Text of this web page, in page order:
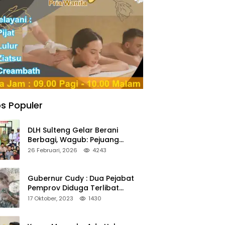
Populer
DLH Sulteng Gelar Berani
Berbagi, Wagub: Pejuang
Lingkungan Harus Jadi Teladan
26 Februari, 2026 4243
Gubernur Cudy : Dua Pejabat
Pemprov Diduga Terlibat
Asmara Terlarang Sudah di
17 Oktober, 2023 1430